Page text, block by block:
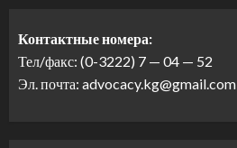
Контактные номера:
Тел/факс: (0-3222) 7 — 04 — 52
Эл. почта: advocacy.kg@gmail.com